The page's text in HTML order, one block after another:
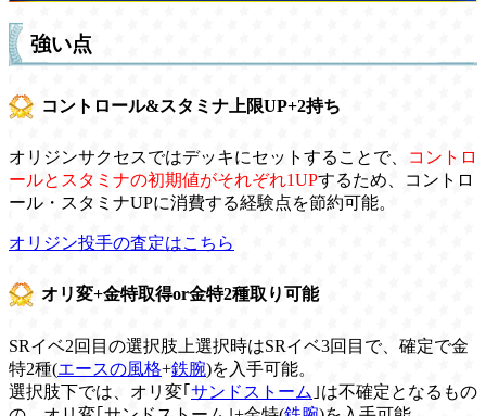
強い点
コントロール&スタミナ上限UP+2持ち
オリジンサクセスではデッキにセットすることで、
コントロ
ールとスタミナの初期値がそれぞれ1UPするため、コントロ
ール・スタミナUPに消費する経験点を節約可能。
オリジン投手の査定はこちら
オリ変+金特取得or金特2種取り可能
SRイベ2回目の選択肢上選択時はSRイベ3回目で、確定で金
特2種(エースの風格+鉄腕)を入手可能。
選択肢下では、オリ変｢ サンドストーム ｣は不確定となるもの